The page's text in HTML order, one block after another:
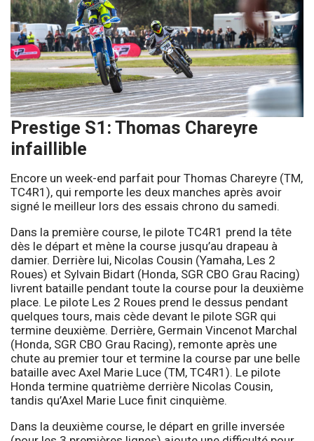
Prestige S1: Thomas Chareyre
infaillible
Encore un week-end parfait pour Thomas Chareyre (TM,
TC4R1), qui remporte les deux manches après avoir
signé le meilleur lors des essais chrono du samedi.
Dans la première course, le pilote TC4R1 prend la tête
dès le départ et mène la course jusqu’au drapeau à
damier. Derrière lui, Nicolas Cousin (Yamaha, Les 2
Roues) et Sylvain Bidart (Honda, SGR CBO Grau Racing)
livrent bataille pendant toute la course pour la deuxième
place. Le pilote Les 2 Roues prend le dessus pendant
quelques tours, mais cède devant le pilote SGR qui
termine deuxième. Derrière, Germain Vincenot Marchal
(Honda, SGR CBO Grau Racing), remonte après une
chute au premier tour et termine la course par une belle
bataille avec Axel Marie Luce (TM, TC4R1). Le pilote
Honda termine quatrième derrière Nicolas Cousin,
tandis qu’Axel Marie Luce finit cinquième.
Dans la deuxième course, le départ en grille inversée